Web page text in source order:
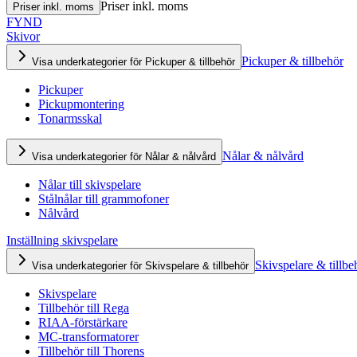
Priser inkl. moms Priser inkl. moms
FYND
Skivor
Visa underkategorier för Pickuper & tillbehör Pickuper & tillbehör
Pickuper
Pickupmontering
Tonarmsskal
Visa underkategorier för Nålar & nålvård Nålar & nålvård
Nålar till skivspelare
Stålnålar till grammofoner
Nålvård
Inställning skivspelare
Visa underkategorier för Skivspelare & tillbehör Skivspelare &
Skivspelare
Tillbehör till Rega
RIAA-förstärkare
MC-transformatorer
Tillbehör till Thorens